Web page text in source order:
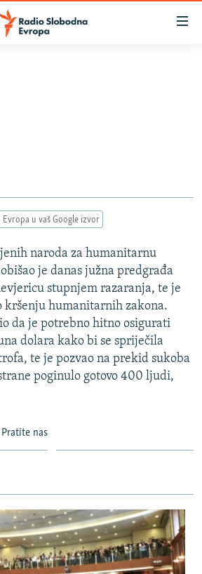
2024.
U BIH
Evropa u vaš Google izvor
naroda za humanitarnu
je danas južna predgrađa
stupnjem razaranja, te je
kršenju humanitarnih zakona.
da je potrebno hitno osigurati
dolara kako bi se spriječila
te je pozvao na prekid sukoba
poginulo gotovo 400 ljudi,
Pratite nas